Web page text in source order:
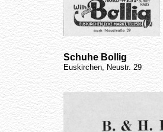
Schuhe Bollig
Euskirchen, Neustr. 29